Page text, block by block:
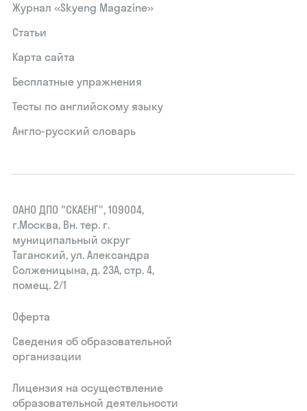
Журнал «Skyeng Magazine»
Статьи
Карта сайта
Бесплатные упражнения
Тесты по английскому языку
Англо-русский словарь
ОАНО ДПО "СКАЕНГ", 109004,
г.Москва, Вн. тер. г.
муниципальный округ
Таганский, ул. Александра
Солженицына, д. 23А, стр. 4,
помещ. 2/1
Оферта
Сведения об образовательной
организации
Лицензия на осуществление
образовательной деятельности